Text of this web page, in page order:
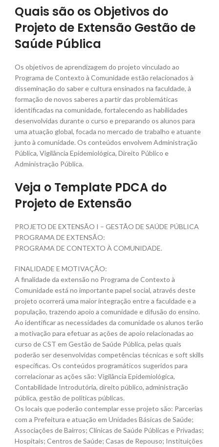
Quais são os Objetivos do
Projeto de Extensão Gestão de
Saúde Pública
Os objetivos de aprendizagem do projeto vinculado ao
Programa de Contexto à Comunidade estão relacionados à
disseminação do saber e cultura ensinados na faculdade, à
formação de novos saberes a partir das problemáticas
identificadas na comunidade, fortalecendo as habilidades
desenvolvidas durante o curso e preparando os alunos para
uma atuação global, focada no mercado de trabalho e atuante
junto à comunidade. Os conteúdos envolvem Administração
Pública, Vigilância Epidemiológica, Direito Público e
Administração Pública.
Veja o Template PDCA do
Projeto de Extensão
PROJETO DE EXTENSÃO I – GESTÃO DE SAÚDE PÚBLICA
PROGRAMA DE EXTENSÃO:
PROGRAMA DE CONTEXTO À COMUNIDADE.
FINALIDADE E MOTIVAÇÃO:
A finalidade da extensão no Programa de Contexto à
Comunidade está no importante papel social, através deste
projeto ocorrerá uma maior integração entre a faculdade e a
população, trazendo apoio a comunidade e difusão do ensino.
Ao identificar as necessidades da comunidade os alunos terão
a motivação para efetuar as ações de apoio relacionadas ao
curso de CST em Gestão de Saúde Pública, pelas quais
poderão ser desenvolvidas competências técnicas e soft skills
específicas. Os conteúdos programáticos sugeridos para
correlacionar as ações são: Vigilância Epidemiológica,
Contabilidade Introdutória, direito público, administração
pública, gestão de políticas públicas.
Os locais que poderão contemplar esse projeto são: Parcerias
com a Prefeitura e atuação em Unidades Básicas de Saúde;
Associações de Bairros; Clínicas de Saúde Públicas e Privadas;
Hospitais; Centros de Saúde; Casas de Repouso; Instituições